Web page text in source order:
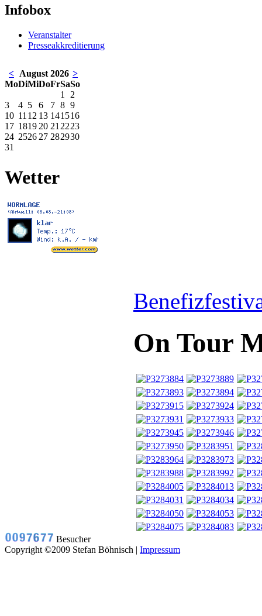
Infobox
Veranstalter
Presseakkreditierung
< August 2026 >
MoDiMiDoFrSaSo
1
2
3
4 5 6 7 8 9
10 11 12 13 141516
17 1819 20 21 2223
24 2526 27 282930
31
Wetter
On Tour
Besucher
Copyright ©2009 Stefan Böhnisch | Impressum